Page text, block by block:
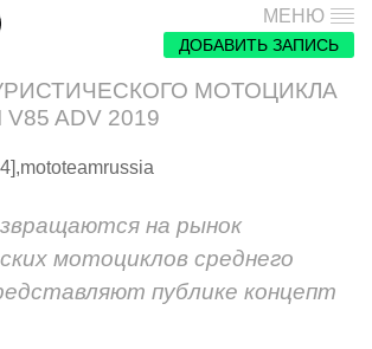
МЕНЮ
ДОБАВИТЬ ЗАПИСЬ
МОТОЦИКЛА
V85 ADV 2019
mototeamrussia
на рынок
мотоциклов среднего
публике концепт